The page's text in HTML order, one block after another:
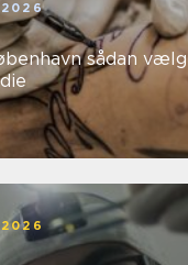
vælger du det